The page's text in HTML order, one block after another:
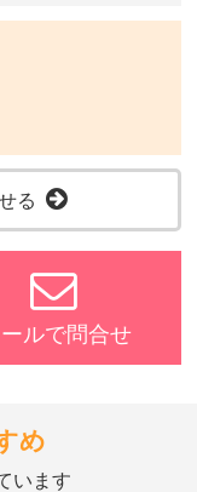
る
ールで問合せ
め
います